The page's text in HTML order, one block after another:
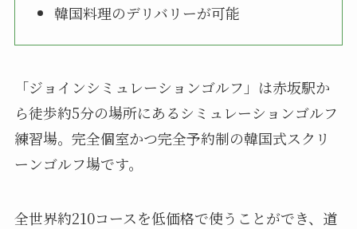
韓国料理のデリバリーが可能
「ジョインシミュレーションゴルフ」は赤坂駅か
ら徒歩約5分の場所にあるシミュレーションゴルフ
練習場。完全個室かつ完全予約制の韓国式スクリ
ーンゴルフ場です。
全世界約210コースを低価格で使うことができ、道